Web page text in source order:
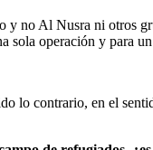
no Al Nusra ni otros
sola operación y para
lo contrario, en el